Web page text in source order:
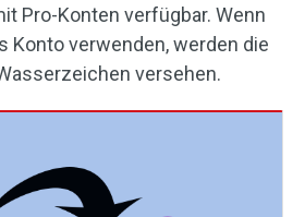
Pro-Konten verfügbar. Wenn
Konto verwenden, werden die
versehen.